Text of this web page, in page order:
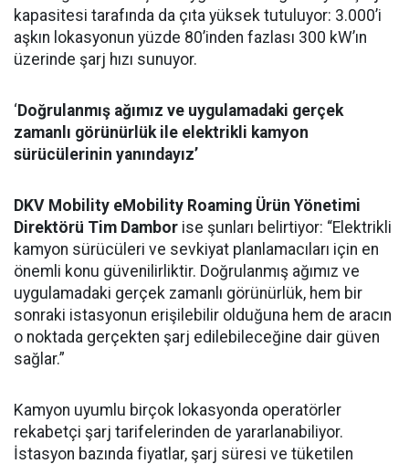
kapasitesi tarafında da çıta yüksek tutuluyor: 3.000’i
aşkın lokasyonun yüzde 80’inden fazlası 300 kW’ın
üzerinde şarj hızı sunuyor.
‘ Doğrulanmış ağımız ve uygulamadaki gerçek
zamanlı görünürlük ile elektrikli kamyon
sürücülerinin yanındayız’
DKV Mobility eMobility Roaming Ürün Yönetimi
Direktörü Tim Dambor ise şunları belirtiyor: “Elektrikli
kamyon sürücüleri ve sevkiyat planlamacıları için en
önemli konu güvenilirliktir. Doğrulanmış ağımız ve
uygulamadaki gerçek zamanlı görünürlük, hem bir
sonraki istasyonun erişilebilir olduğuna hem de aracın
o noktada gerçekten şarj edilebileceğine dair güven
sağlar.”
Kamyon uyumlu birçok lokasyonda operatörler
rekabetçi şarj tarifelerinden de yararlanabiliyor.
İstasyon bazında fiyatlar, şarj süresi ve tüketilen